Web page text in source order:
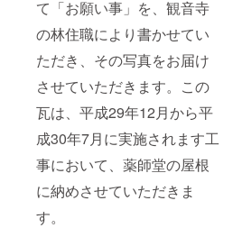
て「お願い事」を、観音寺
の林住職により書かせてい
ただき、その写真をお届け
させていただきます。この
瓦は、平成29年12月から平
成30年7月に実施されます工
事において、薬師堂の屋根
に納めさせていただきま
す。